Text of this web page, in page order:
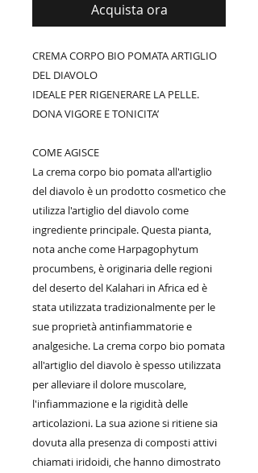
Acquista ora
CREMA CORPO BIO POMATA ARTIGLIO
DEL DIAVOLO
IDEALE PER RIGENERARE LA PELLE.
DONA VIGORE E TONICITA’
COME AGISCE
La crema corpo bio pomata all'artiglio
del diavolo è un prodotto cosmetico che
utilizza l'artiglio del diavolo come
ingrediente principale. Questa pianta,
nota anche come Harpagophytum
procumbens, è originaria delle regioni
del deserto del Kalahari in Africa ed è
stata utilizzata tradizionalmente per le
sue proprietà antinfiammatorie e
analgesiche. La crema corpo bio pomata
all'artiglio del diavolo è spesso utilizzata
per alleviare il dolore muscolare,
l'infiammazione e la rigidità delle
articolazioni. La sua azione si ritiene sia
dovuta alla presenza di composti attivi
chiamati iridoidi, che hanno dimostrato